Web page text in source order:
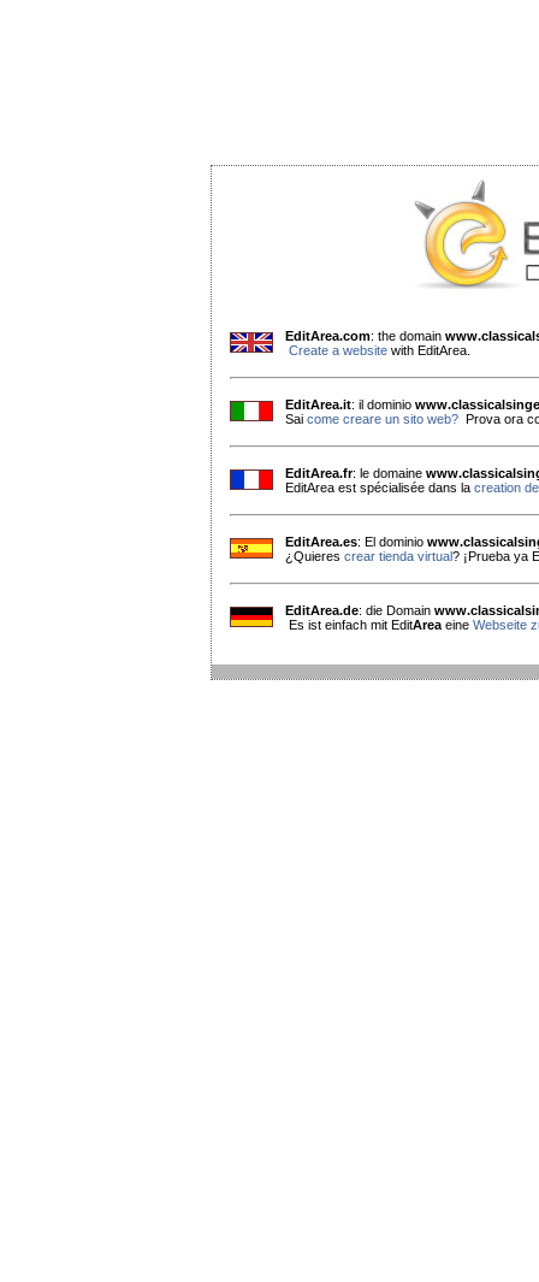
EditArea.com: the domain
Create a website with EditArea.
EditArea.it: il dominio
Sai come creare un sito web? Prova ora
EditArea.fr: le domaine
EditArea est spécialisée dans la creation
EditArea.es: El dominio
¿Quieres crear tienda virtual? ¡Prueba ya
EditArea.de: die Domain
Es ist einfach mit EditArea eine Webseite